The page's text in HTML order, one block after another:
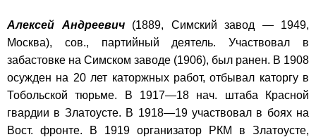
Алексей Андреевич(1889, Симский завод — 1949,
Москва), сов., партийный деятель. Участвовал в
забастовке на Симском заводе (1906), был ранен. В 1908
осужден на 20 лет каторжных работ, отбывал каторгу в
Тобольской тюрьме. В 1917—18 нач. штаба Красной
гвардии в Златоусте. В 1918—19 участвовал в боях на
Вост. фронте. В 1919 организатор РКМ в Златоусте,